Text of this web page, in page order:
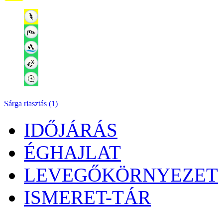
Sárga riasztás (1)
IDŐJÁRÁS
ÉGHAJLAT
LEVEGŐKÖRNYEZET
ISMERET-TÁR